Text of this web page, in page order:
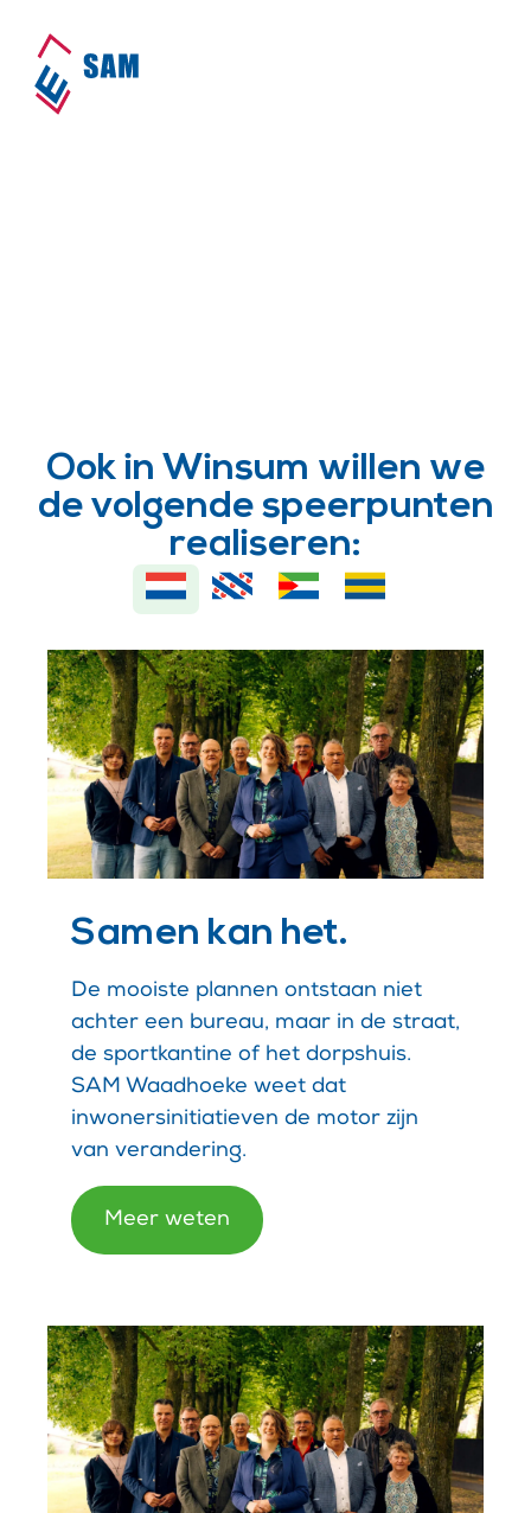
Ook in Winsum willen we
de volgende speerpunten
realiseren:
Samen kan het.
De mooiste plannen ontstaan niet
achter een bureau, maar in de straat,
de sportkantine of het dorpshuis.
SAM Waadhoeke weet dat
inwonersinitiatieven de motor zijn
van verandering.
Meer weten